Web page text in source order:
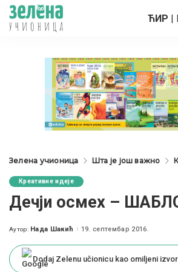
ЋИР |
Зелена учионица Шта је још важно
Креативне идеје
Дечји осмех –
Posted
Аутор: Нада Шакић 19. септембар 2016.
Dodaj Zelenu učionicu kao omiljeni